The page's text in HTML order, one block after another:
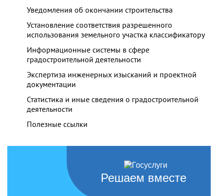
Уведомления об окончании строительства
Установление соответствия разрешенного
использования земельного участка классификатору
Информационные системы в сфере
градостроительной деятельности
Экспертиза инженерных изысканий и проектной
документации
Статистика и иные сведения о градостроительной
деятельности
Полезные ссылки
Решаем вместе